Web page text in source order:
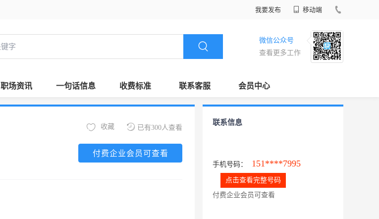
我要发布 移动端
微信公众号
查看更多工作
职场资讯 一句话信息 收费标准 联系客服 会员中心
已有300人查看
收藏
付费企业会员可查看
联系信息
手机号码： 151****7995
点击查看完整号码
付费企业会员可查看